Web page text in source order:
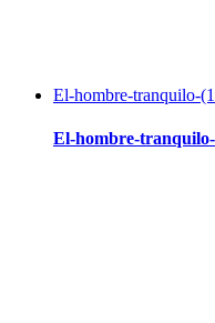
El-hombre-tranquilo-
El-hombre-